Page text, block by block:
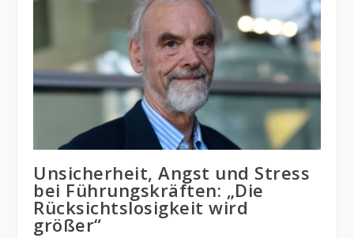
Unsicherheit, Angst und Stress
bei Führungskräften: „Die
Rücksichtslosigkeit wird
größer“